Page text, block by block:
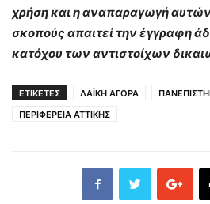
χρήση και η αναπαραγωγή αυτών
σκοπούς απαιτεί την έγγραφη
κατόχου των αντιστοίχων
ΕΤΙΚΕΤΕΣ ΛΑΪΚΗ ΑΓΟΡΑ
ΠΕΡΙΦΕΡΕΙΑ ΑΤΤΙΚΗΣ